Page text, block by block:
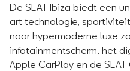
De SEAT Ibiza biedt een
art technologie,
naar hypermoderne luxe
infotainmentscherm, het
Apple CarPlay en de SEAT